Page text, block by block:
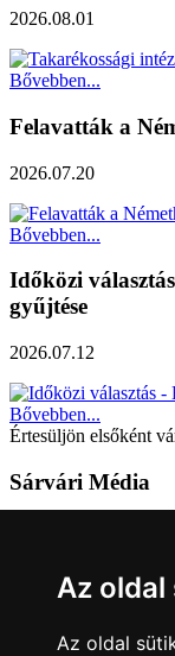
Az oldal
Az oldal
2026.08.01
Bővebben...
Felavatták a
2026.07.20
Bővebben...
Időközi
gyűjtése
2026.07.12
Bővebben...
Értesüljön elsőként
Sárvári Média